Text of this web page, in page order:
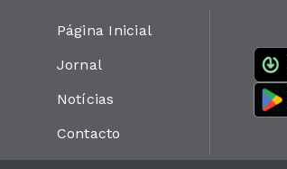
Página Inicial
Jornal
Notícias
Contacto